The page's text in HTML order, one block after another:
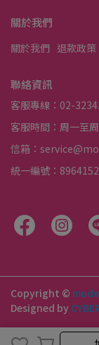
關於我們
關於我們 退款政策
聯絡資訊
客服專線：02-
客服時間：周一至
信箱：
統一編號：
Copyright ©
Designed by